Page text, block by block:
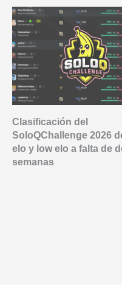
Clasificación del
SoloQChallenge 2026
elo y low elo a falta de
semanas